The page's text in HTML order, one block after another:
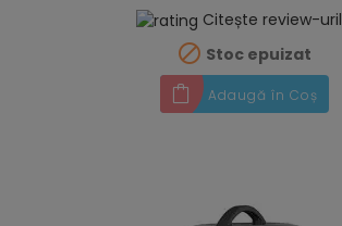
Citește review-
 Stoc epuizat
Adaugă în Coș